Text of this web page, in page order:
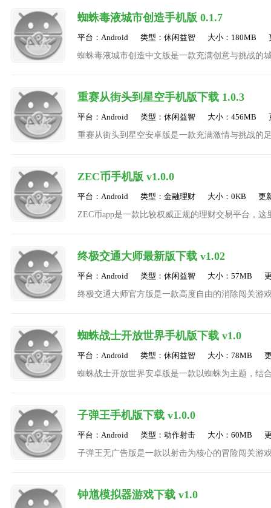
蜘蛛毒液城市创造手机版 0.1.7
平台：Android 类型：休闲益智 大小：180MB
蜘蛛毒液城市创造中文版是一款充满创意与挑战的
重赛从街头到星空手机版下载 1.0.3
平台：Android 类型：休闲益智 大小：456MB
重赛从街头到星空安卓版是一款充满激情与挑战的
ZEC币手机版 v1.0.0
平台：Android 类型：金融理财 大小：0KB
更
ZEC币app是一款比较权威正规的理财交易平台，
终极交通大师最新版下载 v1.02
平台：Android 类型：休闲益智 大小：57MB
终极交通大师官方版是一款高度自由的消除闯关游
蜘蛛战士开放世界手机版下载 v1.0
平台：Android 类型：休闲益智 大小：78MB
蜘蛛战士开放世界安卓版是一款以蜘蛛为主题，结
子弹王手机版下载 v1.0.0
平台：Android 类型：动作射击 大小：60MB
子弹王无广告版是一款以射击为核心的冒险闯关游
钟馗模拟器游戏下载 v1.0